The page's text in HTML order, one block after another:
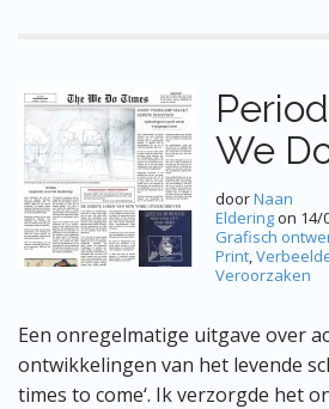
We
doorNaan
Elderingon 14/
Grafisch
Print,
Veroorzaken
Een onregelmatige uitgave over
ontwikkelingen van het levende
times to come‘. Ik verzorgde het